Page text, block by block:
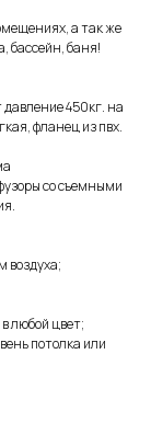
а так же
бассейн, баня!
450кг. на
фланец из пвх.
со съемными
воздуха;
любой цвет;
потолка или